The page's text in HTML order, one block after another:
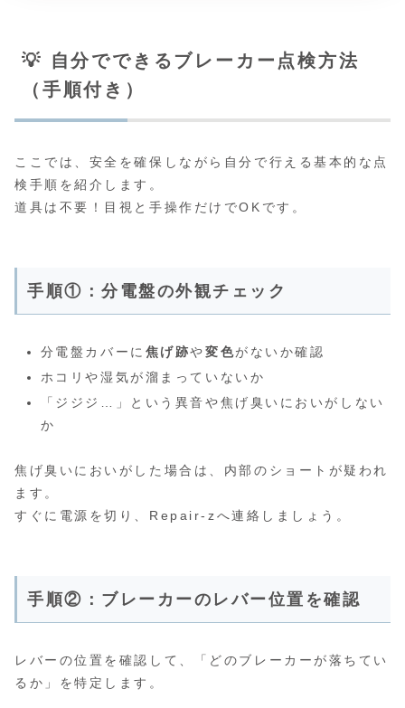
💡 自分でできるブレーカー点検方法
（手順付き）
ここでは、安全を確保しながら自分で行える基本的な点
検手順を紹介します。
道具は不要！目視と手操作だけでOKです。
手順①：分電盤の外観チェック
分電盤カバーに 焦げ跡や変色がないか確認
ホコリや湿気が溜まっていないか
「ジジジ…」という異音や焦げ臭いにおいがしない
か
焦げ臭いにおいがした場合は、内部のショートが疑われ
ます。
すぐに電源を切り、Repair-zへ連絡しましょう。
手順②：ブレーカーのレバー位置を確認
レバーの位置を確認して、「どのブレーカーが落ちてい
るか」を特定します。